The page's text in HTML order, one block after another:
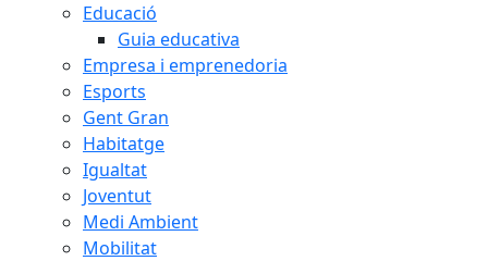
Educació
Guia educativa
Empresa i emprenedoria
Esports
Gent Gran
Habitatge
Igualtat
Joventut
Medi Ambient
Mobilitat